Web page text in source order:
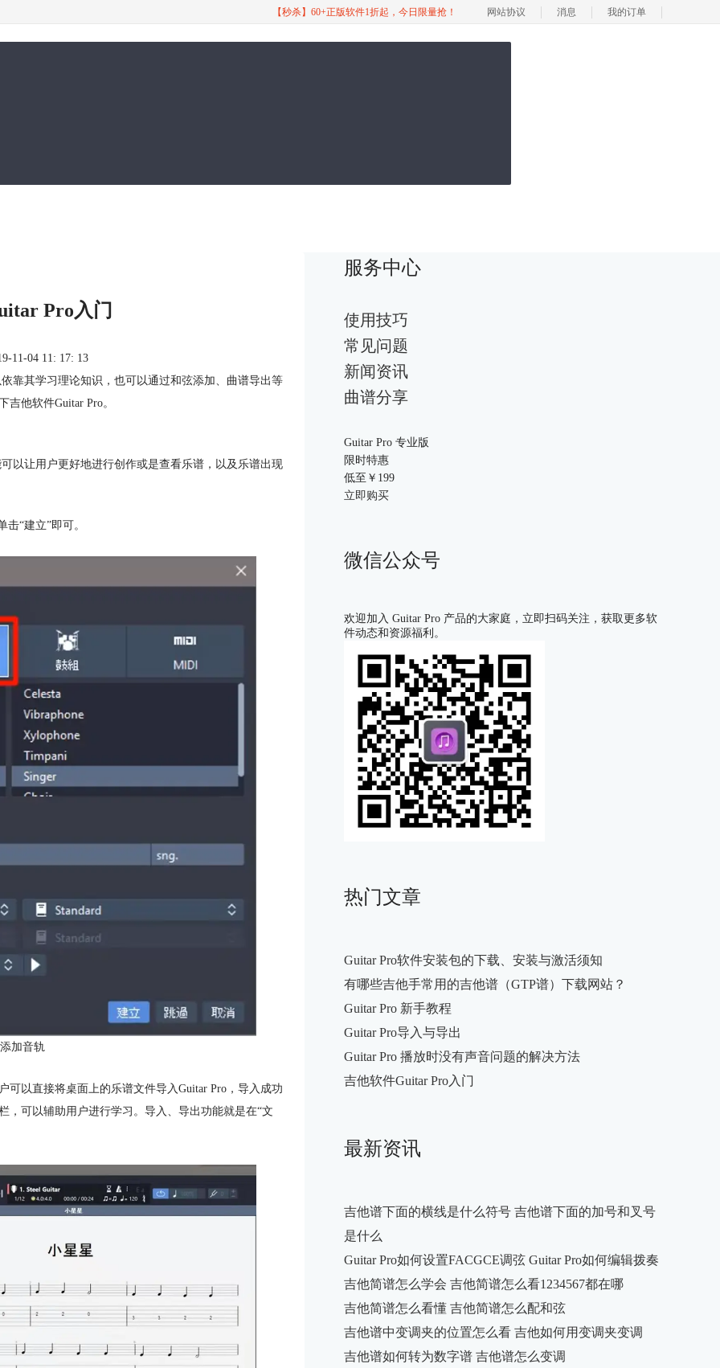
【秒杀】60+正版软件1折起，今日限量抢！ 网站协议 消息 我的订单
Pro入门
11-04 11: 17: 13
靠其学习理论知识，也可以通过和弦添加、曲谱导出等
他软件Guitar Pro。
以让用户更好地进行创作或是查看乐谱，以及乐谱出现
“建立”即可。
加音轨
以直接将桌面上的乐谱文件导入Guitar Pro，导入成功
，可以辅助用户进行学习。导入、导出功能就是在“文
服务中心
使用技巧
常见问题
新闻资讯
曲谱分享
Guitar Pro 专业版
限时特惠
低至￥ 199
立即购买
微信公众号
欢迎加入 Guitar Pro 产品的大家庭，立即扫码关注，获取更多软
件动态和资源福利。
热门文章
Guitar Pro软件安装包的下载、安装与激活须知
有哪些吉他手常用的吉他谱（GTP谱）下载网站？
Guitar Pro 新手教程
Guitar Pro导入与导出
Guitar Pro 播放时没有声音问题的解决方法
吉他软件Guitar Pro入门
最新资讯
吉他谱下面的横线是什么符号 吉他谱下面的加号和叉号
是什么
Guitar Pro如何设置FACGCE调弦 Guitar Pro如何编辑拨奏
吉他简谱怎么学会 吉他简谱怎么看1234567都在哪
吉他简谱怎么看懂 吉他简谱怎么配和弦
吉他谱中变调夹的位置怎么看 吉他如何用变调夹变调
吉他谱如何转为数字谱 吉他谱怎么变调